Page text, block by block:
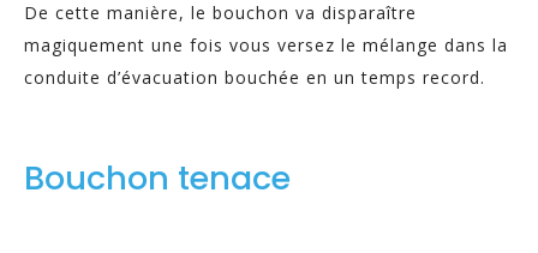
De cette manière, le bouchon va disparaître
magiquement une fois vous versez le mélange dans la
conduite d’évacuation bouchée en un temps record.
Bouchon tenace